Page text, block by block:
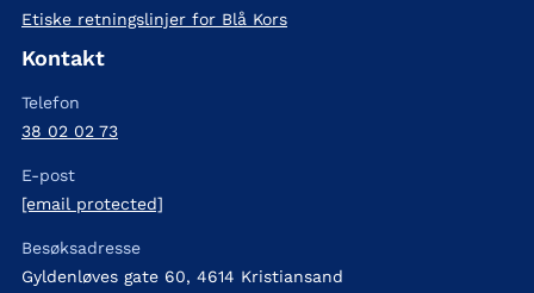
Etiske retningslinjer for Blå Kors
Kontakt
Telefon
38 02 02 73
E-post
[email protected]
Besøksadresse
Gyldenløves gate 60, 4614 Kristiansand